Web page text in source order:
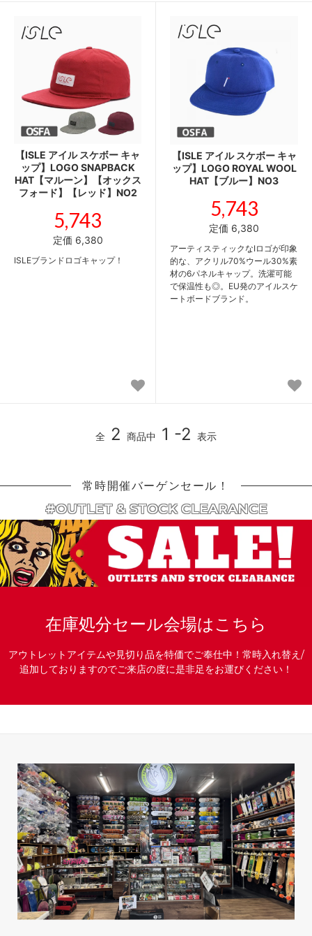
【ISLE アイル スケボー キャ
ップ】LOGO SNAPBACK
HAT【マルーン】【オックス
フォード】【レッド】NO2
5,743
定価 6,380
ISLEブランドロゴキャップ！
【ISLE アイル スケボー キャ
ップ】LOGO ROYAL WOOL
HAT【ブルー】NO3
5,743
定価 6,380
アーティスティックなIロゴが印象
的な、アクリル70%ウール30%素
材の6パネルキャップ。洗濯可能
で保温性も◎。EU発のアイルスケ
ートボードブランド。
全 2 商品中 1 -2 表示
常時開催バーゲンセール！
#OUTLET & STOCK CLEARANCE
在庫処分セール会場はこちら
アウトレットアイテムや見切り品を特価でご奉仕中！常時入れ替え/
追加しておりますのでご来店の度に是非足をお運びください！